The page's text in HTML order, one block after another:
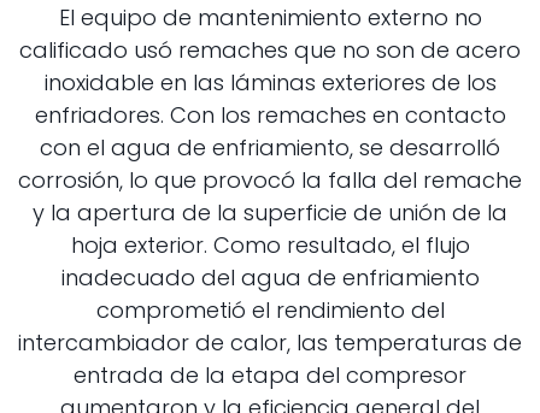
El equipo de mantenimiento externo no
calificado usó remaches que no son de acero
inoxidable en las láminas exteriores de los
enfriadores. Con los remaches en contacto
con el agua de enfriamiento, se desarrolló
corrosión, lo que provocó la falla del remache
y la apertura de la superficie de unión de la
hoja exterior. Como resultado, el flujo
inadecuado del agua de enfriamiento
comprometió el rendimiento del
intercambiador de calor, las temperaturas de
entrada de la etapa del compresor